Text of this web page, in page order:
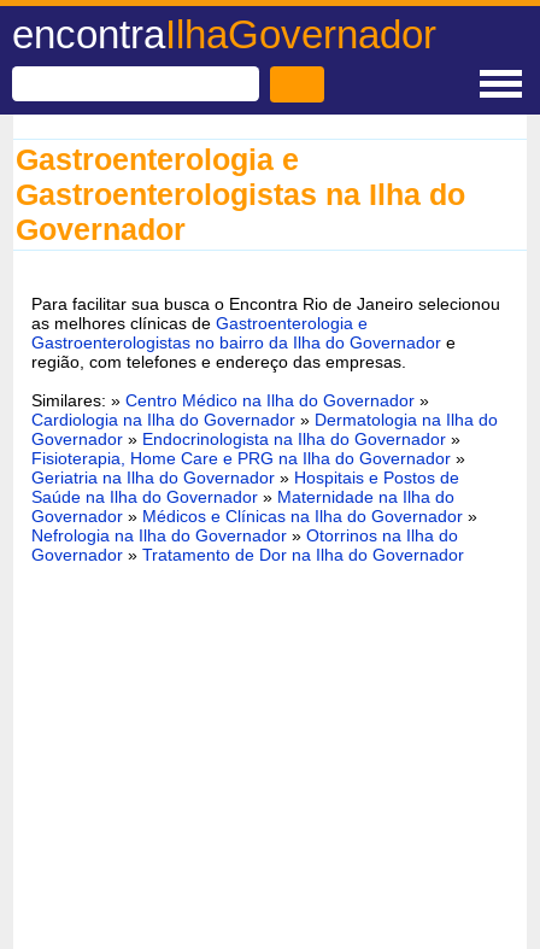
encontraIlhaGovernador
Gastroenterologia e
Gastroenterologistas na Ilha do
Governador
Para facilitar sua busca o Encontra Rio de Janeiro selecionou
as melhores clínicas deGastroenterologia e
Gastroenterologistas no bairro da Ilha do Governador e
região, com telefones e endereço das empresas.
Similares: »Centro Médico na Ilha do Governador »
Cardiologia na Ilha do Governador » Dermatologia na Ilha do
Governador » Endocrinologista na Ilha do Governador »
Fisioterapia, Home Care e PRG na Ilha do Governador »
Geriatria na Ilha do Governador » Hospitais e Postos de
Saúde na Ilha do Governador » Maternidade na Ilha do
Governador » Médicos e Clínicas na Ilha do Governador »
Nefrologia na Ilha do Governador »Otorrinos na Ilha do
Governador »Tratamento de Dor na Ilha do Governador